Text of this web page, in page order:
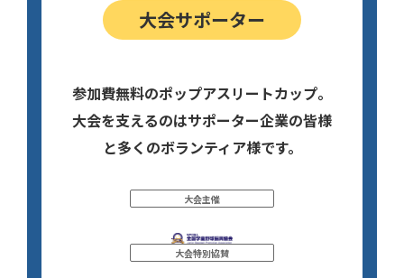
大会サポーター
参加費無料のポップアスリートカップ。
大会を支えるのはサポーター企業の皆様
と多くのボランティア様です。
大会主催
大会特別協賛